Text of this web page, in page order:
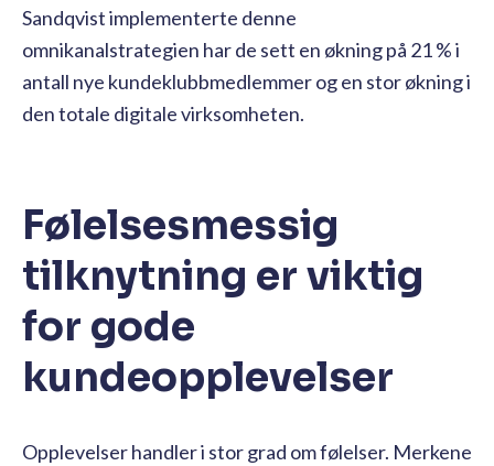
Sandqvist implementerte denne
omnikanalstrategien har de sett en økning på 21 % i
antall nye kundeklubbmedlemmer og en stor økning i
den totale digitale virksomheten.
Følelsesmessig
tilknytning er viktig
for gode
kundeopplevelser
Opplevelser handler i stor grad om følelser. Merkene